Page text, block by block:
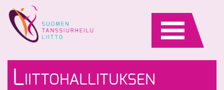
content
L IITTOHALLITUKSEN